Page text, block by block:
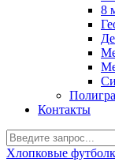
8
Контакты
Хлопковые